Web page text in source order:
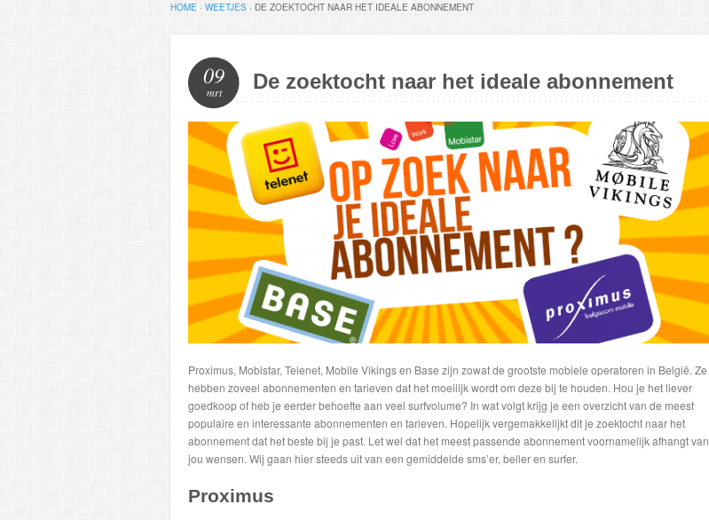
HOME · WEETJES · DE ZOEKTOCHT NAAR HET IDEALE ABONNEMENT
09
mrt De zoektocht naar het ideale abonnement
Proximus, Mobistar, Telenet, Mobile Vikings en Base zijn zowat de grootste mobiele operatoren in België. Ze
hebben zoveel abonnementen en tarieven dat het moeilijk wordt om deze bij te houden. Hou je het liever
goedkoop of heb je eerder behoefte aan veel surfvolume? In wat volgt krijg je een overzicht van de meest
populaire en interessante abonnementen en tarieven. Hopelijk vergemakkelijkt dit je zoektocht naar het
abonnement dat het beste bij je past. Let wel dat het meest passende abonnement voornamelijk afhangt van
jou wensen. Wij gaan hier steeds uit van een gemiddelde sms’er, beller en surfer.
Proximus